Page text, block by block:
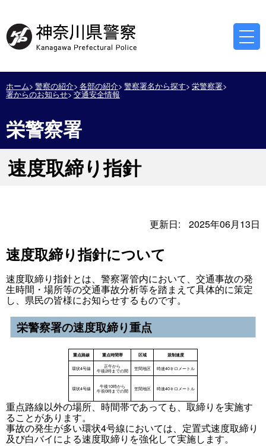
ホーム 警察の紹介 各部の紹介 警察署名から探す 栄警察署
署からのお知らせ 交通安全情報
栄警察署
速度取締り指針
更新日: 2025年06月13日
速度取締り指針について
速度取締り指針とは、警察署管内において、交通事故の発
生時間・場所等の交通事故分析等を踏まえて具体的に策定
し、県民の皆様にお知らせするものです。
栄警察署の速度取締り重点
重点路線以外の場所、時間帯であっても、取締りを実施す
ることがあります。
事故の発生が多い環状4号線においては、定置式速度取締り
及び白バイによる速度取締りを強化して実施します。